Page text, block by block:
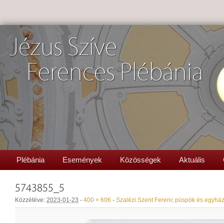
Jézus Szíve
Ferences Plébánia
Plébánia Események Közösségek Aktuális
5743855_5
Közzétéve: 2023-01-23 - 400 × 606 - Szalézi Szent Ferenc püspök és